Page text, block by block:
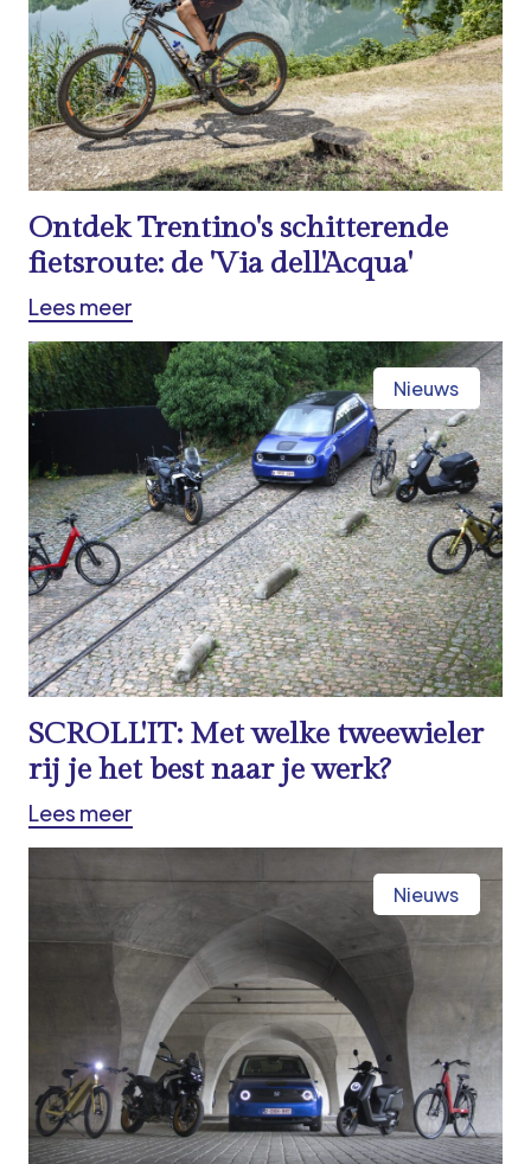
Ontdek Trentino's schitterende
fietsroute: de 'Via dell'Acqua'
Lees meer
Nieuws
SCROLL'IT: Met welke tweewieler
rij je het best naar je werk?
Lees meer
Nieuws